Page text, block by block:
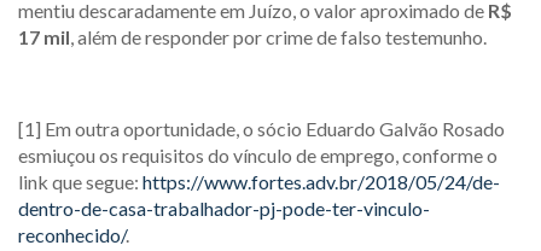
mentiu descaradamente em Juízo, o valor aproximado de R$
17 mil, além de responder por crime de falso testemunho.
[1] Em outra oportunidade, o sócio Eduardo Galvão Rosado
esmiuçou os requisitos do vínculo de emprego, conforme o
link que segue: https://www.fortes.adv.br/2018/05/24/de-
dentro-de-casa-trabalhador-pj-pode-ter-vinculo-
reconhecido/.